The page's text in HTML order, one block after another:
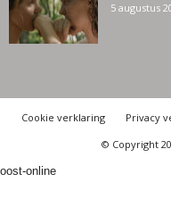
5 augustus
Cookie verklaring Privacy
© Copyright
oost-online